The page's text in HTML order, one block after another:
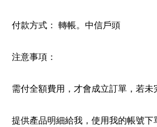
付款方式： 轉帳。中信戶頭
注意事項：
需付全額費用，才會成立訂單，若未
提供產品明細給我，使用我的帳號下